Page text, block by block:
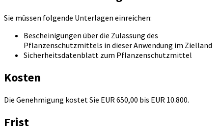
Sie müssen folgende Unterlagen einreichen:
Bescheinigungen über die Zulassung des
Pflanzenschutzmittels in dieser Anwendung im Zielland
Sicherheitsdatenblatt zum Pflanzenschutzmittel
Kosten
Die Genehmigung kostet Sie EUR 650,00 bis EUR 10.800.
Frist